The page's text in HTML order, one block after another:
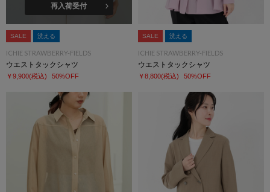
再入荷受付
SALE 洗える
ICHIE STRAWBERRY-FIELDS
ウエストタックシャツ
￥9,900(税込) 50%OFF
SALE 洗える
ICHIE STRAWBERRY-FIELDS
ウエストタックシャツ
￥8,800(税込) 50%OFF